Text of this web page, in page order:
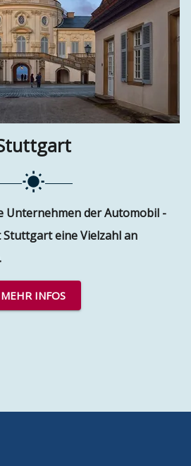
Unternehmen der Automobil -
eine Vielzahl an
MEHR INFOS